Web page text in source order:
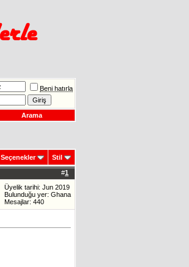
Beni hatırla
Arama
Seçenekler Stil
#1
Üyelik tarihi: Jun 2019
Bulunduğu yer: Ghana
Mesajlar: 440